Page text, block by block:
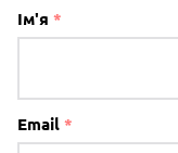
Ім'я *
Email *